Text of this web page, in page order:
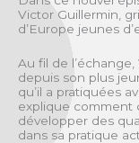
Victor Guillermin,
d’Europe jeunes
Au fil de
depuis son plus
qu’il a pratiquées
explique comment
développer des
dans sa pratique